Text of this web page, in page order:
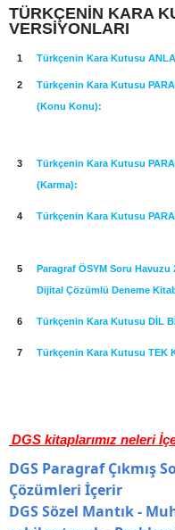
TÜRKÇENİN KARA
VERSİYONLARI
1 Türkçenin Kara Kutusu
2
Türkçenin Kara Kutusu
(Konu Konu):
3
Türkçenin Kara Kutusu
(Karma):
4 Türkçenin Kara Kutusu
5
Paragraf ÖSYM Soru Havuzu
Dijital Çözümlü Deneme
6 Türkçenin Kara Kutusu DİL
7 Türkçenin Kara Kutusu TEK
DGS kitaplarımız neleri
DGS Paragraf Çıkmış
Çözümleri İçerir
DGS Sözel Mantık -